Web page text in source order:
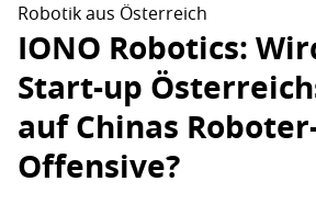
Robotik aus Österreich
IONO Robotics:
Start-up
auf Chinas
Offensive?